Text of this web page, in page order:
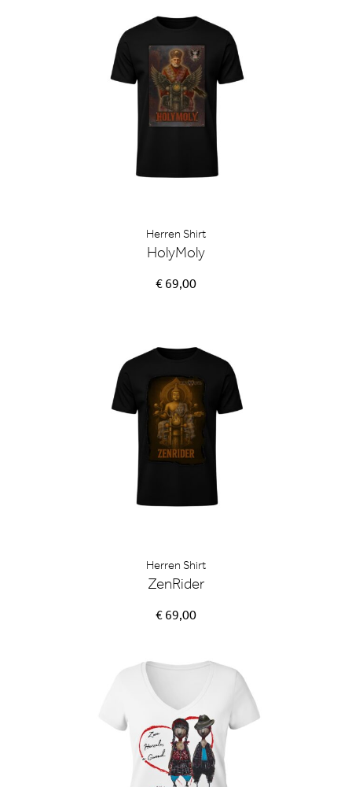
Herren Shirt
HolyMoly
€ 69,00
Herren Shirt
ZenRider
€ 69,00